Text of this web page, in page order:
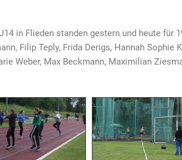
in Flieden standen gestern und heute für
Filip Teply, Frida Derigs, Hannah Sophie
Weber, Max Beckmann, Maximilian